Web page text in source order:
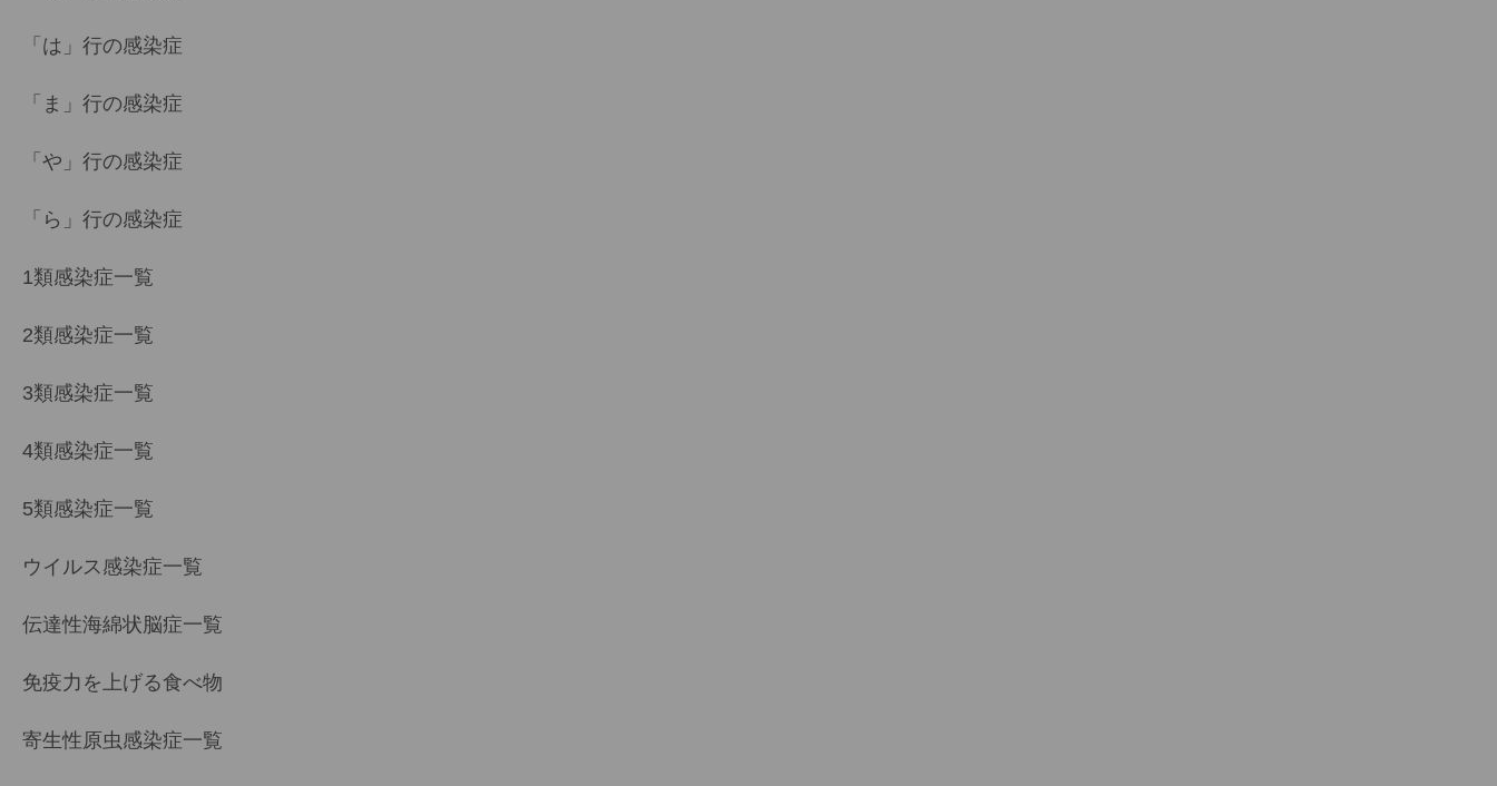
「は」行の感染症
「ま」行の感染症
「や」行の感染症
「ら」行の感染症
1類感染症一覧
2類感染症一覧
3類感染症一覧
4類感染症一覧
5類感染症一覧
ウイルス感染症一覧
伝達性海綿状脳症一覧
免疫力を上げる食べ物
寄生性原虫感染症一覧